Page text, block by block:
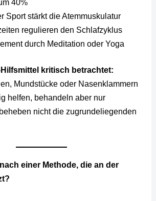
40%
Sport stärkt die Atemmuskulatur
regulieren den Schlafzyklus
durch Meditation oder Yoga
kritisch betrachtet:
Mundstücke oder Nasenklammern
helfen, behandeln aber nur
nicht die zugrundeliegenden
einer Methode, die an der